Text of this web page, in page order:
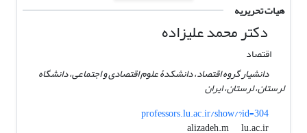
هیات تحریریه
دکتر محمد علیزاده
اقتصاد
دانشیار گروه اقتصاد، دانشکدۀ علوم اقتصادی و اجتماعی، دانشگاه
لرستان، لرستان، ایران
professors.lu.ac.ir/show/?id=304
alizadeh.m
lu.ac.ir